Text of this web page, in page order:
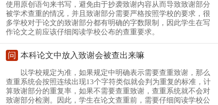
使用原创语句来书写，避免由于抄袭致谢内容从而导致致谢部分
被学术查重的情况，并且致谢部分需要严格按照学校的要求，很
多学校对于论文的致谢部分都有明确的字数限制，因此学生在写
作论文之前应该仔细阅读学校公布的查重要求。
问 本科论文中放入致谢会被查出来嘛
以学校规定为准，如果规定中明确表示需要查重致谢，那么
查重系统会按照连续出现13个字符类似就会判为重复的标准，计
算致谢部分的重复率，如果不需要查重致谢，查重系统就不会对
致谢部分检测。因此，学生在论文查重前，需要仔细阅读学校公